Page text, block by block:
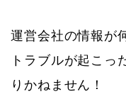
運営会社の情報が
トラブルが起こっ
りかねません！